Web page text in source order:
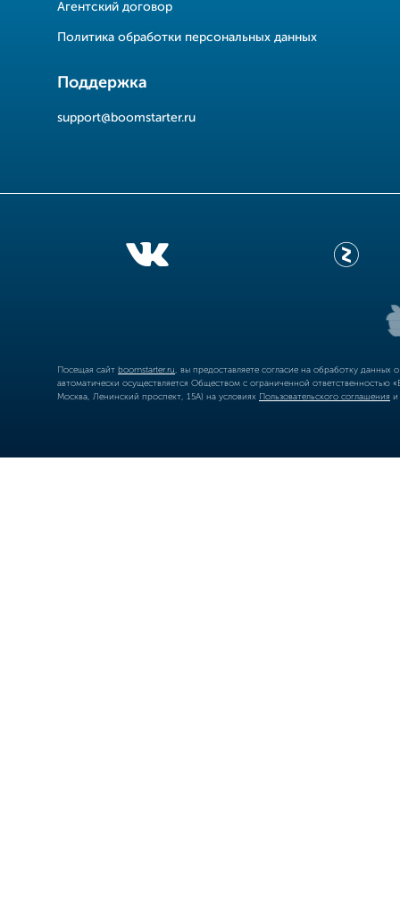
Агентский договор
Политика обработки персональных данных
Поддержка
support@boomstarter.ru
Посещая сайт boomstarter.ru , вы предоставляете согласие на обработку
автоматически осуществляется Обществом с ограниченной
Москва, Ленинский проспект, 15А) на условиях Пользовательского соглашения и